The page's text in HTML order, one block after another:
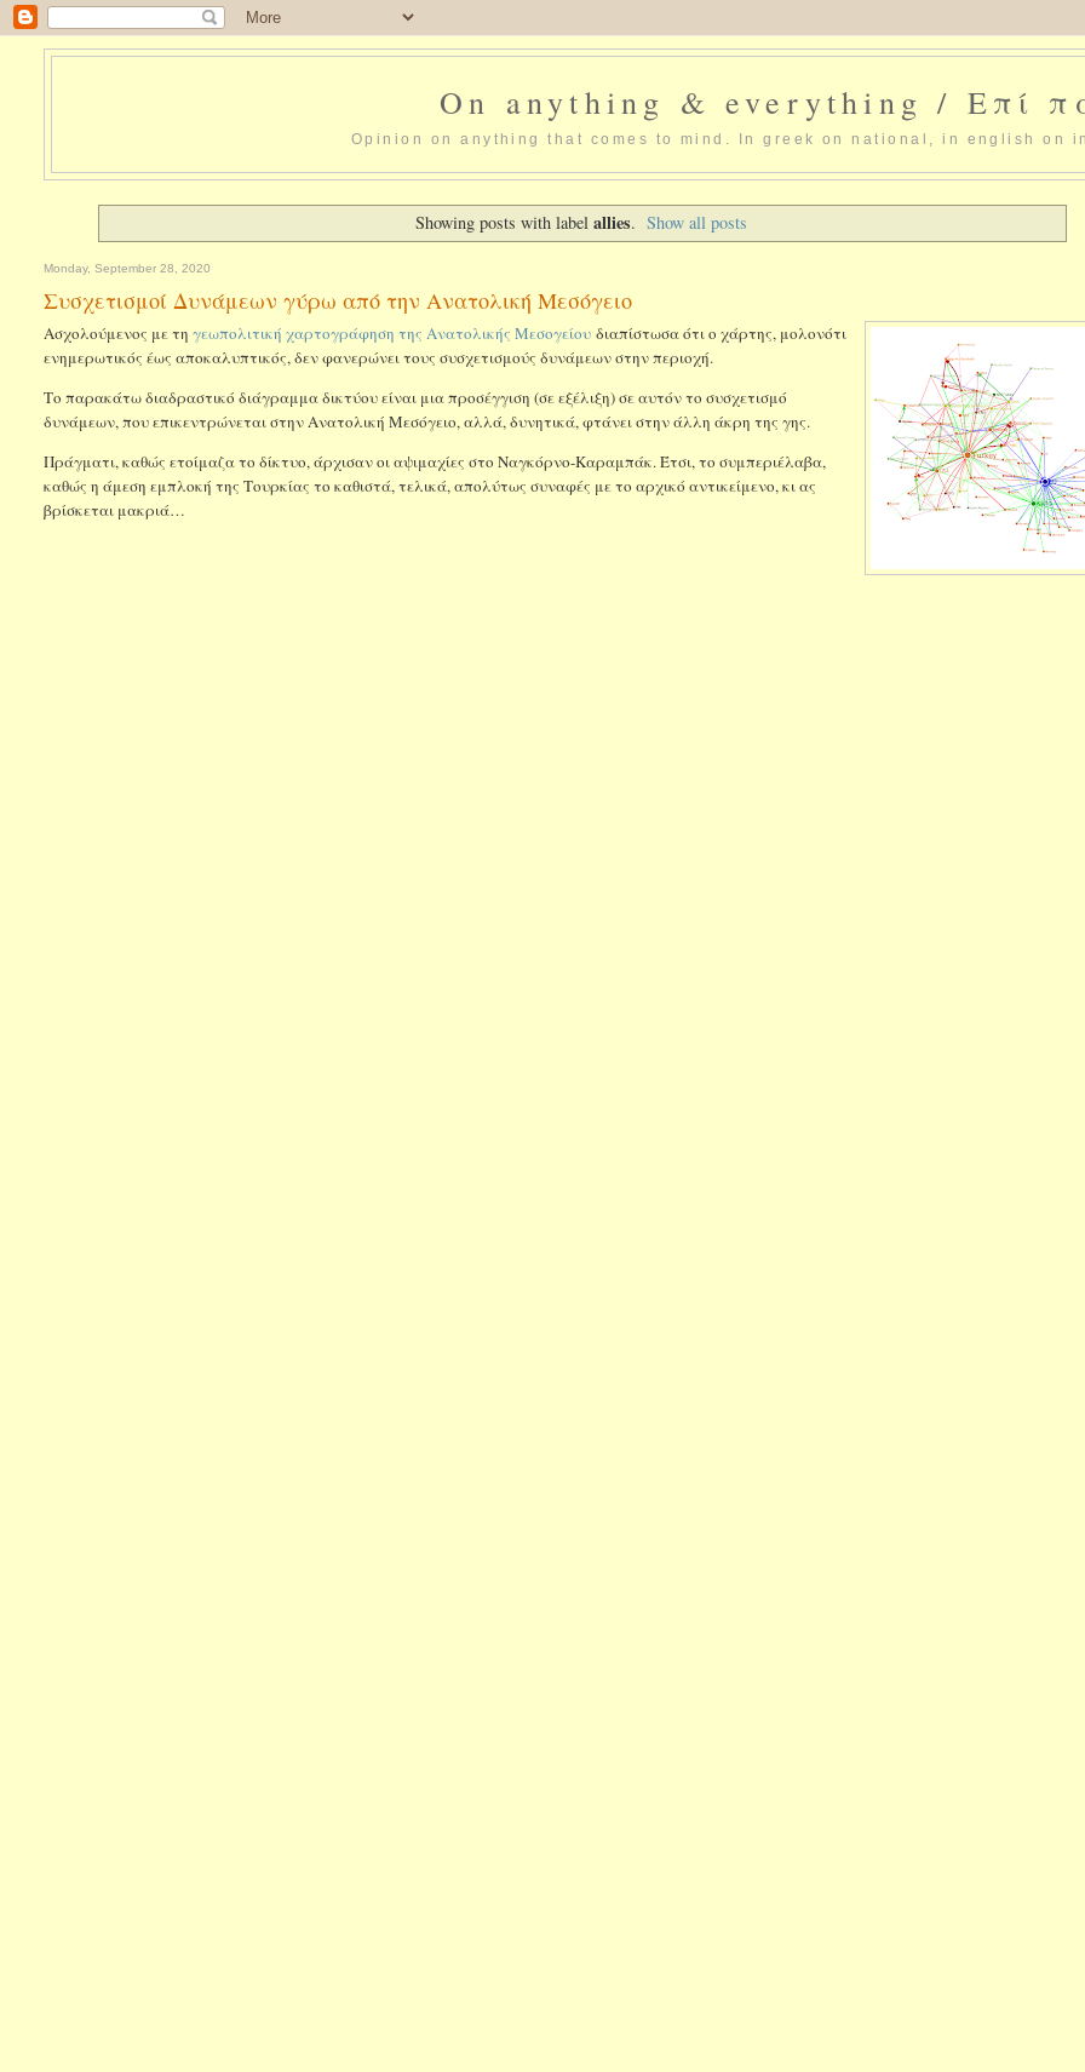
On anything & everything / Επί
Opinion on anything that comes to mind. In greek on national, in english on
Showing posts with label allies. Show all posts
Monday, September 28, 2020
Συσχετισμοί Δυνάμεων γύρω από την Ανατολική Μεσόγειο
Ασχολούμενος με τηγεωπολιτική χαρτογράφηση της Ανατολικής Μεσογείου διαπίστωσα ότι ο χάρτης, μολονότι
ενημερωτικός έως αποκαλυπτικός, δεν φανερώνει τους συσχετισμούς δυνάμεων στην περιοχή.
Το παρακάτω διαδραστικό διάγραμμα δικτύου είναι μια προσέγγιση (σε εξέλιξη) σε αυτόν το συσχετισμό
δυνάμεων, που επικεντρώνεται στην Ανατολική Μεσόγειο, αλλά, δυνητικά, φτάνει στην άλλη άκρη της γης.
Πράγματι, καθώς ετοίμαζα το δίκτυο, άρχισαν οι αψιμαχίες στο Ναγκόρνο-Καραμπάκ. Έτσι, το συμπεριέλαβα,
καθώς η άμεση εμπλοκή της Τουρκίας το καθιστά, τελικά, απολύτως συναφές με το αρχικό αντικείμενο, κι ας
βρίσκεται μακριά…